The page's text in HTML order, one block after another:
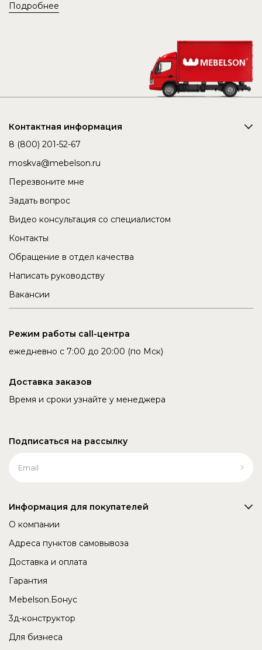
Подробнее
Контактная информация
8 (800) 201-52-67
moskva@mebelson.ru
Перезвоните мне
Задать вопрос
Видео консультация со специалистом
Контакты
Обращение в отдел качества
Написать руководству
Вакансии
Режим работы call-центра
ежедневно с 7:00 до 20:00 (по Мск)
Доставка заказов
Время и сроки узнайте у менеджера
Подписаться на рассылку
Информация для покупателей
О компании
Адреса пунктов самовывоза
Доставка и оплата
Гарантия
Mebelson.Бонус
3д-конструктор
Для бизнеса